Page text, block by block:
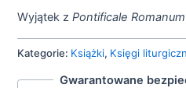
Wyjątek zPontificale Romanum
Kategorie: Książki, Księgi
Gwarantowane